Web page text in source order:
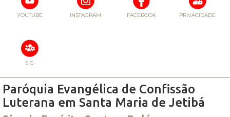
YOUTUBE INSTAGRAM FACEBOOK PRIVACIDADE
SIG
Paróquia Evangélica de Confissão
Luterana em Santa Maria de Jetibá